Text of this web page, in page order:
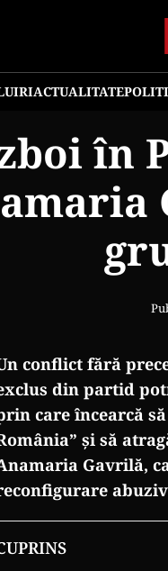
ACTUALITATE
în
conflict fără
din partid
care încearcă
și să
Gavrilă,